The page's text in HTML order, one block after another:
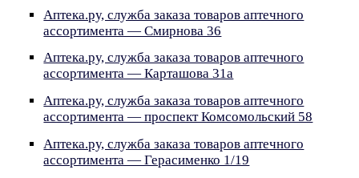
Аптека.ру, служба заказа товаров аптечного
ассортимента — Смирнова 36
Аптека.ру, служба заказа товаров аптечного
ассортимента — Карташова 31а
Аптека.ру, служба заказа товаров аптечного
ассортимента — проспект Комсомольский 58
Аптека.ру, служба заказа товаров аптечного
ассортимента — Герасименко 1/19